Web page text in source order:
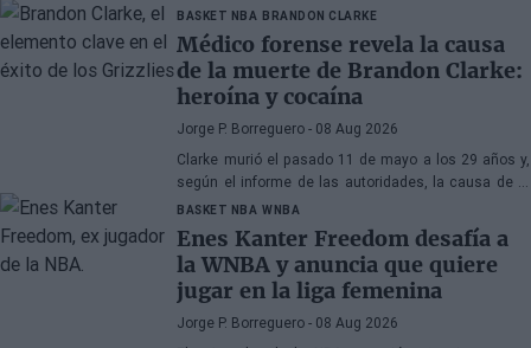
primera ronda, jóvenes talentos o una combinación
de ambos
BASKET NBA BRANDON CLARKE
Médico forense revela la causa
de la muerte de Brandon Clarke:
heroína y cocaína
Jorge P. Borreguero - 08 Aug 2026
Clarke murió el pasado 11 de mayo a los 29 años y,
según el informe de las autoridades, la causa de la
muerte fueron los efectos de la heroína y la cocaína
BASKET NBA WNBA
Enes Kanter Freedom desafía a
la WNBA y anuncia que quiere
jugar en la liga femenina
Jorge P. Borreguero - 08 Aug 2026